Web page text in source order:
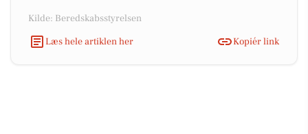
Kilde: Beredskabsstyrelsen
Læs hele artiklen her
Kopiér link